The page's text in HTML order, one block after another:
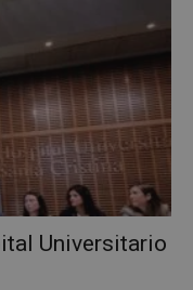
Universitario